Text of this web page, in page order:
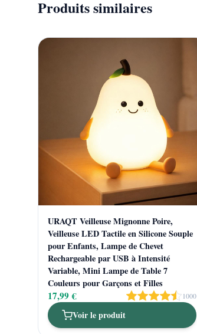
Produits similaires
URAQT Veilleuse Mignonne Poire,
Veilleuse LED Tactile en Silicone Souple
pour Enfants, Lampe de Chevet
Rechargeable par USB à Intensité
Variable, Mini Lampe de Table 7
Couleurs pour Garçons et Filles
17,99 € 1000
Voir le produit